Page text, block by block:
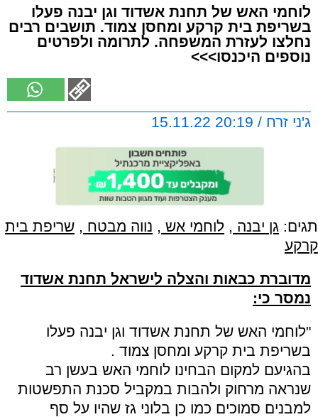
לוחמי האש של תחנת אשדוד וגן יבנה פעלו
בשריפת בית קרקע ומחסן צמוד. תושבים רבים
נחלצו לעזרת המשפחה. לתרומה ולפרטים
נוספים היכנסו>>>
ג'ני זרח / 20:19 15.11.22
תגים: גן יבנה , לוחמי אש , נווה מבטח , שריפת בית
קרקע
מדוברת כבאות והצלה לישראל תחנת אשדוד
נמסר כי:
"לוחמי האש של תחנת אשדוד וגן יבנה פעלו
בשריפת בית קרקע ומחסן צמוד .
בהגיעם למקום הבחינו לוחמי האש בעשן רב
שנראה מרחוק ולהבות במקביל סכנת התפשטות
למבנים סמוכים כמו כן בלוני גז שהיו על סף